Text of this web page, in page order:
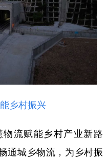
乡村振兴
流赋能乡村产业新路
通城乡物流，为乡村振